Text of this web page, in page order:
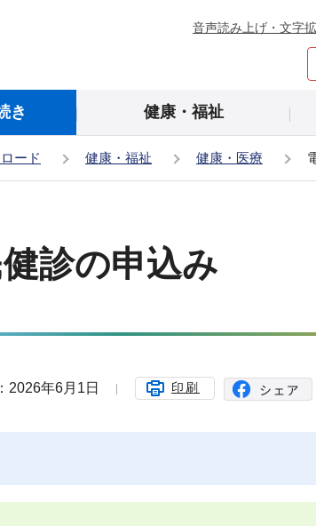
音声読み上げ・文字
き 健康・福祉
ード 健康・福祉 健康・医療
診の申込み
2026年6月1日 印刷